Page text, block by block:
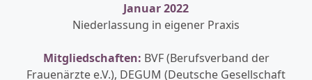
Januar 2022
Niederlassung in eigener Praxis
Mitgliedschaften: BVF (Berufsverband der
Frauenärzte e.V.), DEGUM (Deutsche Gesellschaft